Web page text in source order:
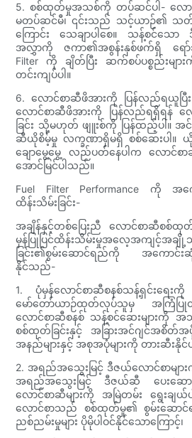
5. စစ်ထုတ်မှုအသစ်ကို တပ်ဆင်ပါ- လေ
မတပ်ဆင်မီ၊ ၎င်းသည် သင့်ယာဉ်၏ သတ်
ကြောင်း သေချာပါစေ။ သန့်စင်သေ
အလွှာကို ဇကာ၏အစွန်းနှစ်ဖက်ရှိ ရော်
Filter ကို ချိတ်ပြီး ဆက်စပ်ပစ္စည်းမျ
တင်းကျပ်ပါ။
6. လောင်စာဆီဖိအားကို ပြန်လည်ရယူပြီ
လောင်စာဆီဖိအားကို ပြန်လည်ရရှိရန်
ခြင်း သို့မဟုတ် ဖျူးစ်ကို ပြန်ထည့်ပါ။ အင်
ဆီယိုစိမ့်မှု လက္ခဏာရှိမရှိ စစ်ဆေးပါ။ ယို
ချောမွေ့မွေ့ လည်ပတ်နေပါက လောင်
အောင်မြင်ပါသည်။
Fuel Filter Performance ကို အက
ထိန်းသိမ်းခြင်း-
အချိန်နှင့်တစ်ပြေးညီ လောင်စာဆီစစ်ထုတ်ခ
မှန်ပြုပြင်ထိန်းသိမ်းမှုအလေ့အကျင့်အ
ခြင်း၏စွမ်းဆောင်ရည်ကို အကောင်း
နိုင်သည်-
1. ပုံမှန်လောင်စာဆီစနစ်သန့်ရှင်းရေ
မော်တော်ယာဉ်ထုတ်လုပ်သူမှ အကြံပ
လောင်စာဆီစနစ် သန့်စင်ဆေးများကို အသုံ
စစ်ထုတ်ခြင်းနှင့် အခြားအင်ဂျင်အစိတ်
အနည်များနှင့် အစုအပုံများကို တားဆီးနို
2. အရည်အသွေးမြင့် ဒီဇယ်လောင်စာများ
အရည်အသွေးမြင့် ဒီဇယ်ဆီ ပေးဆော
လောင်စာဆီများကို အမြဲတမ်း ရွေးခ
လောင်စာသည် စစ်ထုတ်မှု၏ စွမ်းဆော
ညစ်ညမ်းမှုများ ပိုမိုပါဝင်နိုင်သောကြောင့်၊